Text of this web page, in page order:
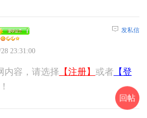
23:31:00
发私信
内容，请选择 【注册】 或者 【登
回帖